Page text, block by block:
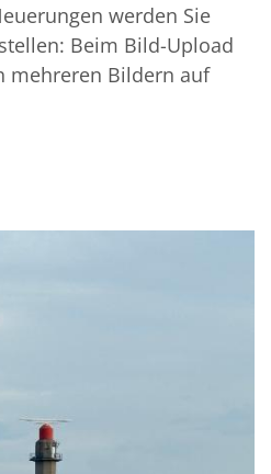
werden Sie
Beim Bild-Upload
mehreren Bildern auf